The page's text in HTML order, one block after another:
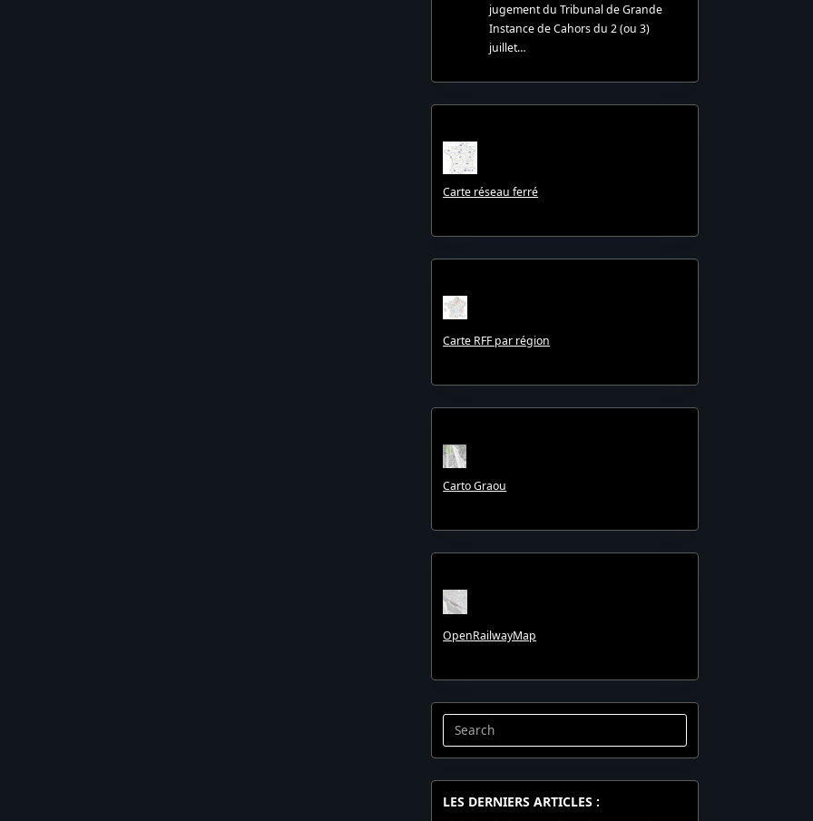
jugement du Tribunal de Grande
Instance de Cahors du 2 (ou 3)
juillet…
Carte réseau ferré
Carte RFF par région
Carto Graou
OpenRailwayMap
Search
for:
LES DERNIERS ARTICLES :